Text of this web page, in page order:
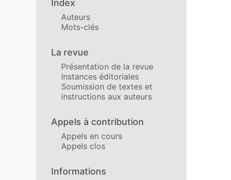
Index
Auteurs
Mots-clés
La revue
Présentation de la revue
Instances éditoriales
Soumission de textes et
instructions aux auteurs
Appels à contribution
Appels en cours
Appels clos
Informations